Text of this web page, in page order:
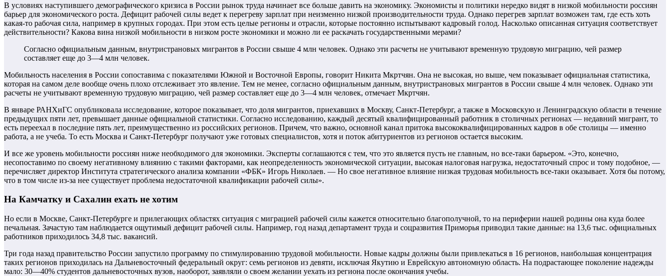
В условиях наступившего демографического кризиса в России рынок труда начинает все больше давить на экономику. Экономисты и политики нередко видят в низкой мобильности россиян
барьер для экономического роста. Дефицит рабочей силы ведет к перегреву зарплат при неизменно низкой производительности труда. Однако перегрев зарплат возможен там, где есть хоть
какая-то рабочая сила, например в крупных городах. При этом есть целые регионы и отрасли, которые постоянно испытывают кадровый голод. Насколько описанная ситуация соответствует
действительности? Какова вина низкой мобильности в низком росте экономики и можно ли ее раскачать государственными мерами?
Согласно официальным данным, внутристрановых мигрантов в России свыше 4 млн человек. Однако эти расчеты не учитывают временную трудовую миграцию, чей размер
составляет еще до 3—4 млн человек.
Мобильность населения в России сопоставима с показателями Южной и Восточной Европы, говорит Никита Мкртчян. Она не высокая, но выше, чем показывает официальная статистика,
которая на самом деле вообще очень плохо отслеживает это явление. Тем не менее, согласно официальным данным, внутристрановых мигрантов в России свыше 4 млн человек. Однако эти
расчеты не учитывают временную трудовую миграцию, чей размер составляет еще до 3—4 млн человек, отмечает Мкртчян.
В январе РАНХиГС опубликовала исследование, которое показывает, что доля мигрантов, приехавших в Москву, Санкт-Петербург, а также в Московскую и Ленинградскую области в течение
предыдущих пяти лет, превышает данные официальной статистики. Согласно исследованию, каждый десятый квалифицированный работник в столичных регионах — недавний мигрант, то
есть переехал в последние пять лет, преимущественно из российских регионов. Причем, что важно, основной канал притока высококвалифицированных кадров в обе столицы — именно
работа, а не учеба. То есть Москва и Санкт-Петербург получают уже готовых специалистов, хотя и поток абитуриентов из регионов остается высоким.
И все же уровень мобильности россиян ниже необходимого для экономики. Эксперты соглашаются с тем, что это является пусть не главным, но все-таки барьером. «Это, конечно,
несопоставимо по своему негативному влиянию с такими факторами, как неопределенность экономической ситуации, высокая налоговая нагрузка, недостаточный спрос и тому подобное, —
перечисляет директор Института стратегического анализа компании «ФБК» Игорь Николаев. — Но свое негативное влияние низкая трудовая мобильность все-таки оказывает. Хотя бы потому,
что в том числе из-за нее существует проблема недостаточной квалификации рабочей силы».
На Камчатку и Сахалин ехать не хотим
Но если в Москве, Санкт-Петербурге и прилегающих областях ситуация с миграцией рабочей силы кажется относительно благополучной, то на периферии нашей родины она куда более
печальная. Зачастую там наблюдается ощутимый дефицит рабочей силы. Например, год назад департамент труда и соцразвития Приморья приводил такие данные: на 13,6 тыс. официальных
работников приходилось 34,8 тыс. вакансий.
Три года назад правительство России запустило программу по стимулированию трудовой мобильности. Новые кадры должны были привлекаться в 16 регионов, наибольшая концентрация
таких регионов приходилась на Дальневосточный федеральный округ: семь регионов из девяти, исключая Якутию и Еврейскую автономную область. На подрастающее поколение надежды
мало: 30—40% студентов дальневосточных вузов, наоборот, заявляли о своем желании уехать из региона после окончания учебы.